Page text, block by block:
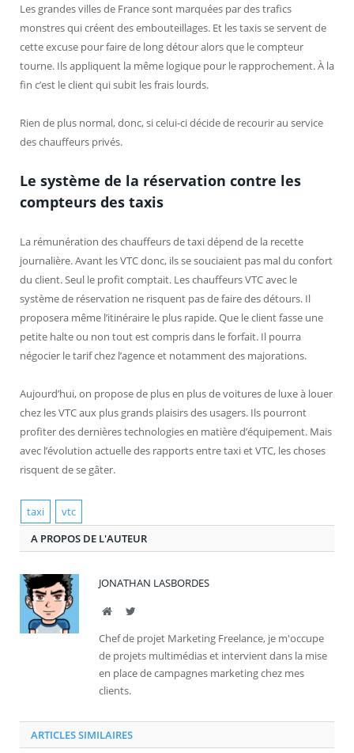
Les grandes villes de France sont marquées par des trafics
monstres qui créent des embouteillages. Et les taxis se servent de
cette excuse pour faire de long détour alors que le compteur
tourne. Ils appliquent la même logique pour le rapprochement. À la
fin c’est le client qui subit les frais lourds.
Rien de plus normal, donc, si celui-ci décide de recourir au service
des chauffeurs privés.
Le système de la réservation contre les
compteurs des taxis
La rémunération des chauffeurs de taxi dépend de la recette
journalière. Avant les VTC donc, ils se souciaient pas mal du confort
du client. Seul le profit comptait. Les chauffeurs VTC avec le
système de réservation ne risquent pas de faire des détours. Il
proposera même l’itinéraire le plus rapide. Que le client fasse une
petite halte ou non tout est compris dans le forfait. Il pourra
négocier le tarif chez l’agence et notamment des majorations.
Aujourd’hui, on propose de plus en plus de voitures de luxe à louer
chez les VTC aux plus grands plaisirs des usagers. Ils pourront
profiter des dernières technologies en matière d’équipement. Mais
avec l’évolution actuelle des rapports entre taxi et VTC, les choses
risquent de se gâter.
taxi
vtc
A PROPOS DE L'AUTEUR
JONATHAN LASBORDES
Site Twitter
Chef de projet Marketing Freelance, je m'occupe
de projets multimédias et intervient dans la mise
en place de campagnes marketing chez mes
clients.
ARTICLES SIMILAIRES